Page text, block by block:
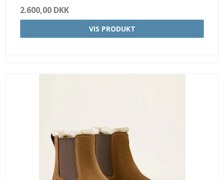
2.600,00 DKK
VIS PRODUKT